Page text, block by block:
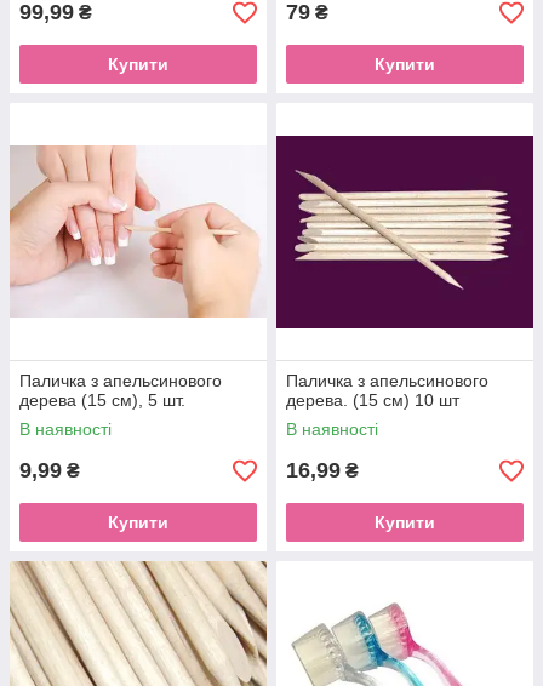
99,99 ₴
Купити
79 ₴
Купити
Паличка з апельсинового
дерева (15 см), 5 шт.
В наявності
9,99 ₴
Купити
Паличка з апельсинового
дерева. (15 см) 10 шт
В наявності
16,99 ₴
Купити